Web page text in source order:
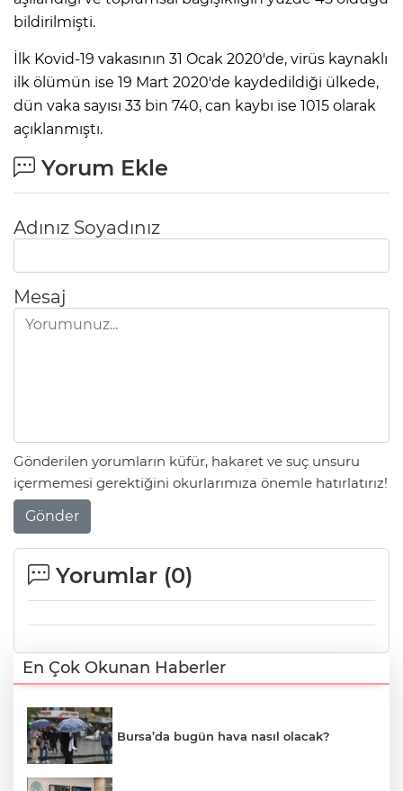
bildirilmişti.
İlk Kovid-19 vakasının 31 Ocak 2020'de, virüs kaynaklı
ilk ölümün ise 19 Mart 2020'de kaydedildiği ülkede,
dün vaka sayısı 33 bin 740, can kaybı ise 1015 olarak
açıklanmıştı.
Yorum Ekle
Adınız Soyadınız
Mesaj
Gönderilen yorumların küfür, hakaret ve suç unsuru
içermemesi gerektiğini okurlarımıza önemle hatırlatırız!
Gönder
Yorumlar (0)
En Çok Okunan Haberler
Bursa’da bugün hava nasıl olacak?